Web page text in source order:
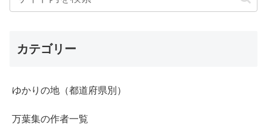
カテゴリー
ゆかりの地（都道府県別）
万葉集の作者一覧